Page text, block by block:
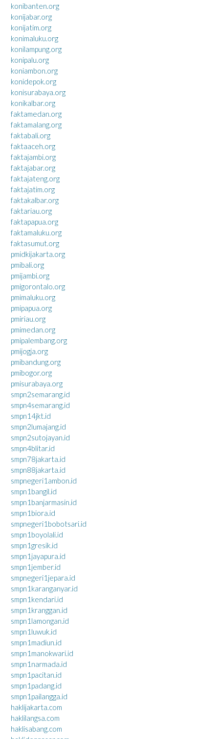
konibanten.org
konijabar.org
konijatim.org
konimaluku.org
konilampung.org
konipalu.org
koniambon.org
konidepok.org
konisurabaya.org
konikalbar.org
faktamedan.org
faktamalang.org
faktabali.org
faktaaceh.org
faktajambi.org
faktajabar.org
faktajateng.org
faktajatim.org
faktakalbar.org
faktariau.org
faktapapua.org
faktamaluku.org
faktasumut.org
pmidkijakarta.org
pmibali.org
pmijambi.org
pmigorontalo.org
pmimaluku.org
pmipapua.org
pmiriau.org
pmimedan.org
pmipalembang.org
pmijogja.org
pmibandung.org
pmibogor.org
pmisurabaya.org
smpn2semarang.id
smpn4semarang.id
smpn14jkt.id
smpn2lumajang.id
smpn2sutojayan.id
smpn4blitar.id
smpn78jakarta.id
smpn88jakarta.id
smpnegeri1ambon.id
smpn1bangil.id
smpn1banjarmasin.id
smpn1biora.id
smpnegeri1bobotsari.id
smpn1boyolali.id
smpn1gresik.id
smpn1jayapura.id
smpn1jember.id
smpnegeri1jepara.id
smpn1karanganyar.id
smpn1kendari.id
smpn1kranggan.id
smpn1lamongan.id
smpn1luwuk.id
smpn1madiun.id
smpn1manokwari.id
smpn1narmada.id
smpn1pacitan.id
smpn1padang.id
smpn1pailangga.id
haklijakarta.com
haklilangsa.com
haklisabang.com